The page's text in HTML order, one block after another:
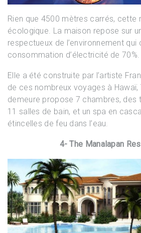
Rien que 4500 mètres carrés, cette
écologique. La maison repose sur
respectueux de l’environnement qui
consommation d’électricité de 70%.
Elle a été construite par l’artiste
de ces nombreux voyages à Hawaï,
demeure propose 7 chambres, des
11 salles de bain, et un spa en
étincelles de feu dans l’eau.
4- The Manalapan